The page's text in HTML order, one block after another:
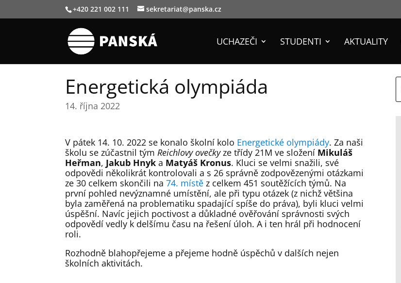
+420 221 002 111 sekretariat@panska.cz
UCHAZEČI STUDENTI AKTUALITY
Energetická olympiáda
14. října 2022
V pátek 14. 10. 2022 se konalo školní kolo Energetické olympiády. Za naši
školu se zúčastnil týmReichlovy ovečkyze třídy 21M ve složení Mikuláš
Heřman, Jakub Hnyk a Matyáš Kronus. Kluci se velmi snažili, své
odpovědi několikrát kontrolovali a s 26 správně zodpovězenými otázkami
ze 30 celkem skončili na74. místě z celkem 451 soutěžících týmů. Na
první pohled nevýznamné umístění, ale při typu otázek (z nichž většina
byla zaměřená na problematiku spadající spíše do práva), byli kluci velmi
úspěšní. Navíc jejich poctivost a důkladné ověřování správnosti svých
odpovědí vedly k delšímu času na řešení úloh. A i ten hrál při hodnocení
roli.
Rozhodně blahopřejeme a přejeme hodně úspěchů v dalších nejen
školních aktivitách.